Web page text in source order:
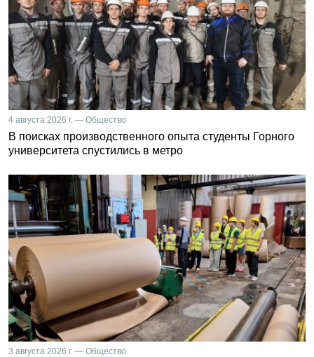
4 августа 2026 г. — Общество
В поисках производственного опыта студенты Горного
университета спустились в метро
3 августа 2026 г. — Общество